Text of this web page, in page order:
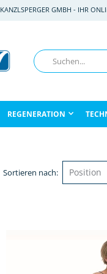
GMBH - IHR
Suche
REGENERATION
Sortieren nach